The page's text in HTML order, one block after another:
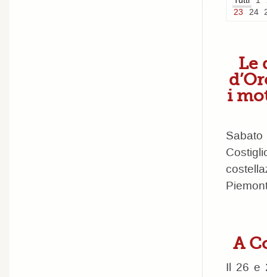
23
24
Le
i
A
Il 26 e